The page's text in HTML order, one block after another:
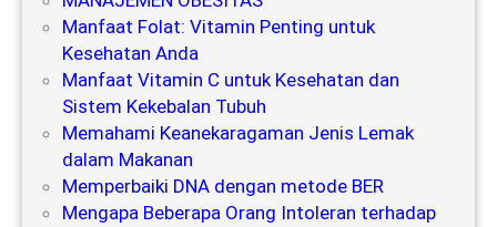
Manfaat Folat: Vitamin Penting untuk
Kesehatan Anda
Manfaat Vitamin C untuk Kesehatan dan
Sistem Kekebalan Tubuh
Memahami Keanekaragaman Jenis Lemak
dalam Makanan
Memperbaiki DNA dengan metode BER
Mengapa Beberapa Orang Intoleran terhadap